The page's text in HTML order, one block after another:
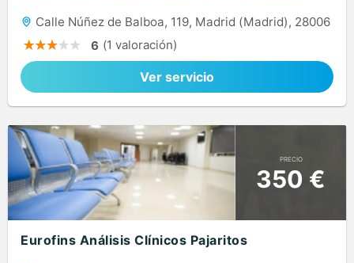
Calle Núñez de Balboa, 119, Madrid (Madrid), 28006
6 (1 valoración)
Ver servicio
PRECIO
350 €
Eurofins Análisis Clínicos Pajaritos